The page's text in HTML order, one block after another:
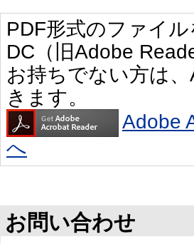
PDF形式のファイ
DC（旧Adobe
お持ちでない方は
きます。
Adobe
へ
お問い合わせ